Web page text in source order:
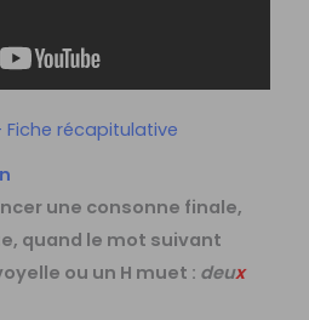
Fiche récapitulative
une consonne finale,
quand le mot suivant
ou un H muet : deux